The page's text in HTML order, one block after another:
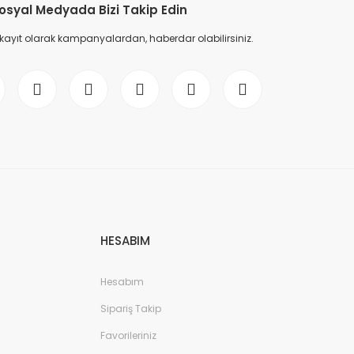
Medyada Bizi Takip Edin
olarak kampanyalardan, haberdar olabilirsiniz.
HESABIM
Hesabım
Sipariş Takip
Favorileriniz